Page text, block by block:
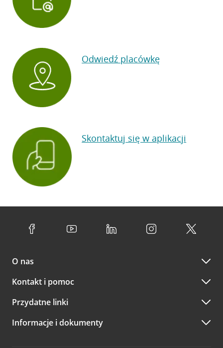
Odwiedź placówkę
Skontaktuj się w aplikacji
O nas
Kontakt i pomoc
Przydatne linki
Informacje i dokumenty